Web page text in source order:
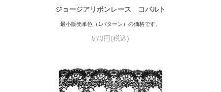
ジョージアリボンレース コバルト
最小販売単位（1パターン）の価格です。
573円(税込)